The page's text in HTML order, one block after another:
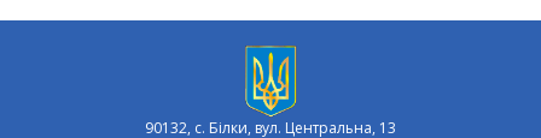
90132, с. Білки, вул. Центральна, 13